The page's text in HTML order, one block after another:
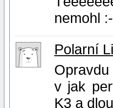
nemohl
Polarní
v jak
K3 a